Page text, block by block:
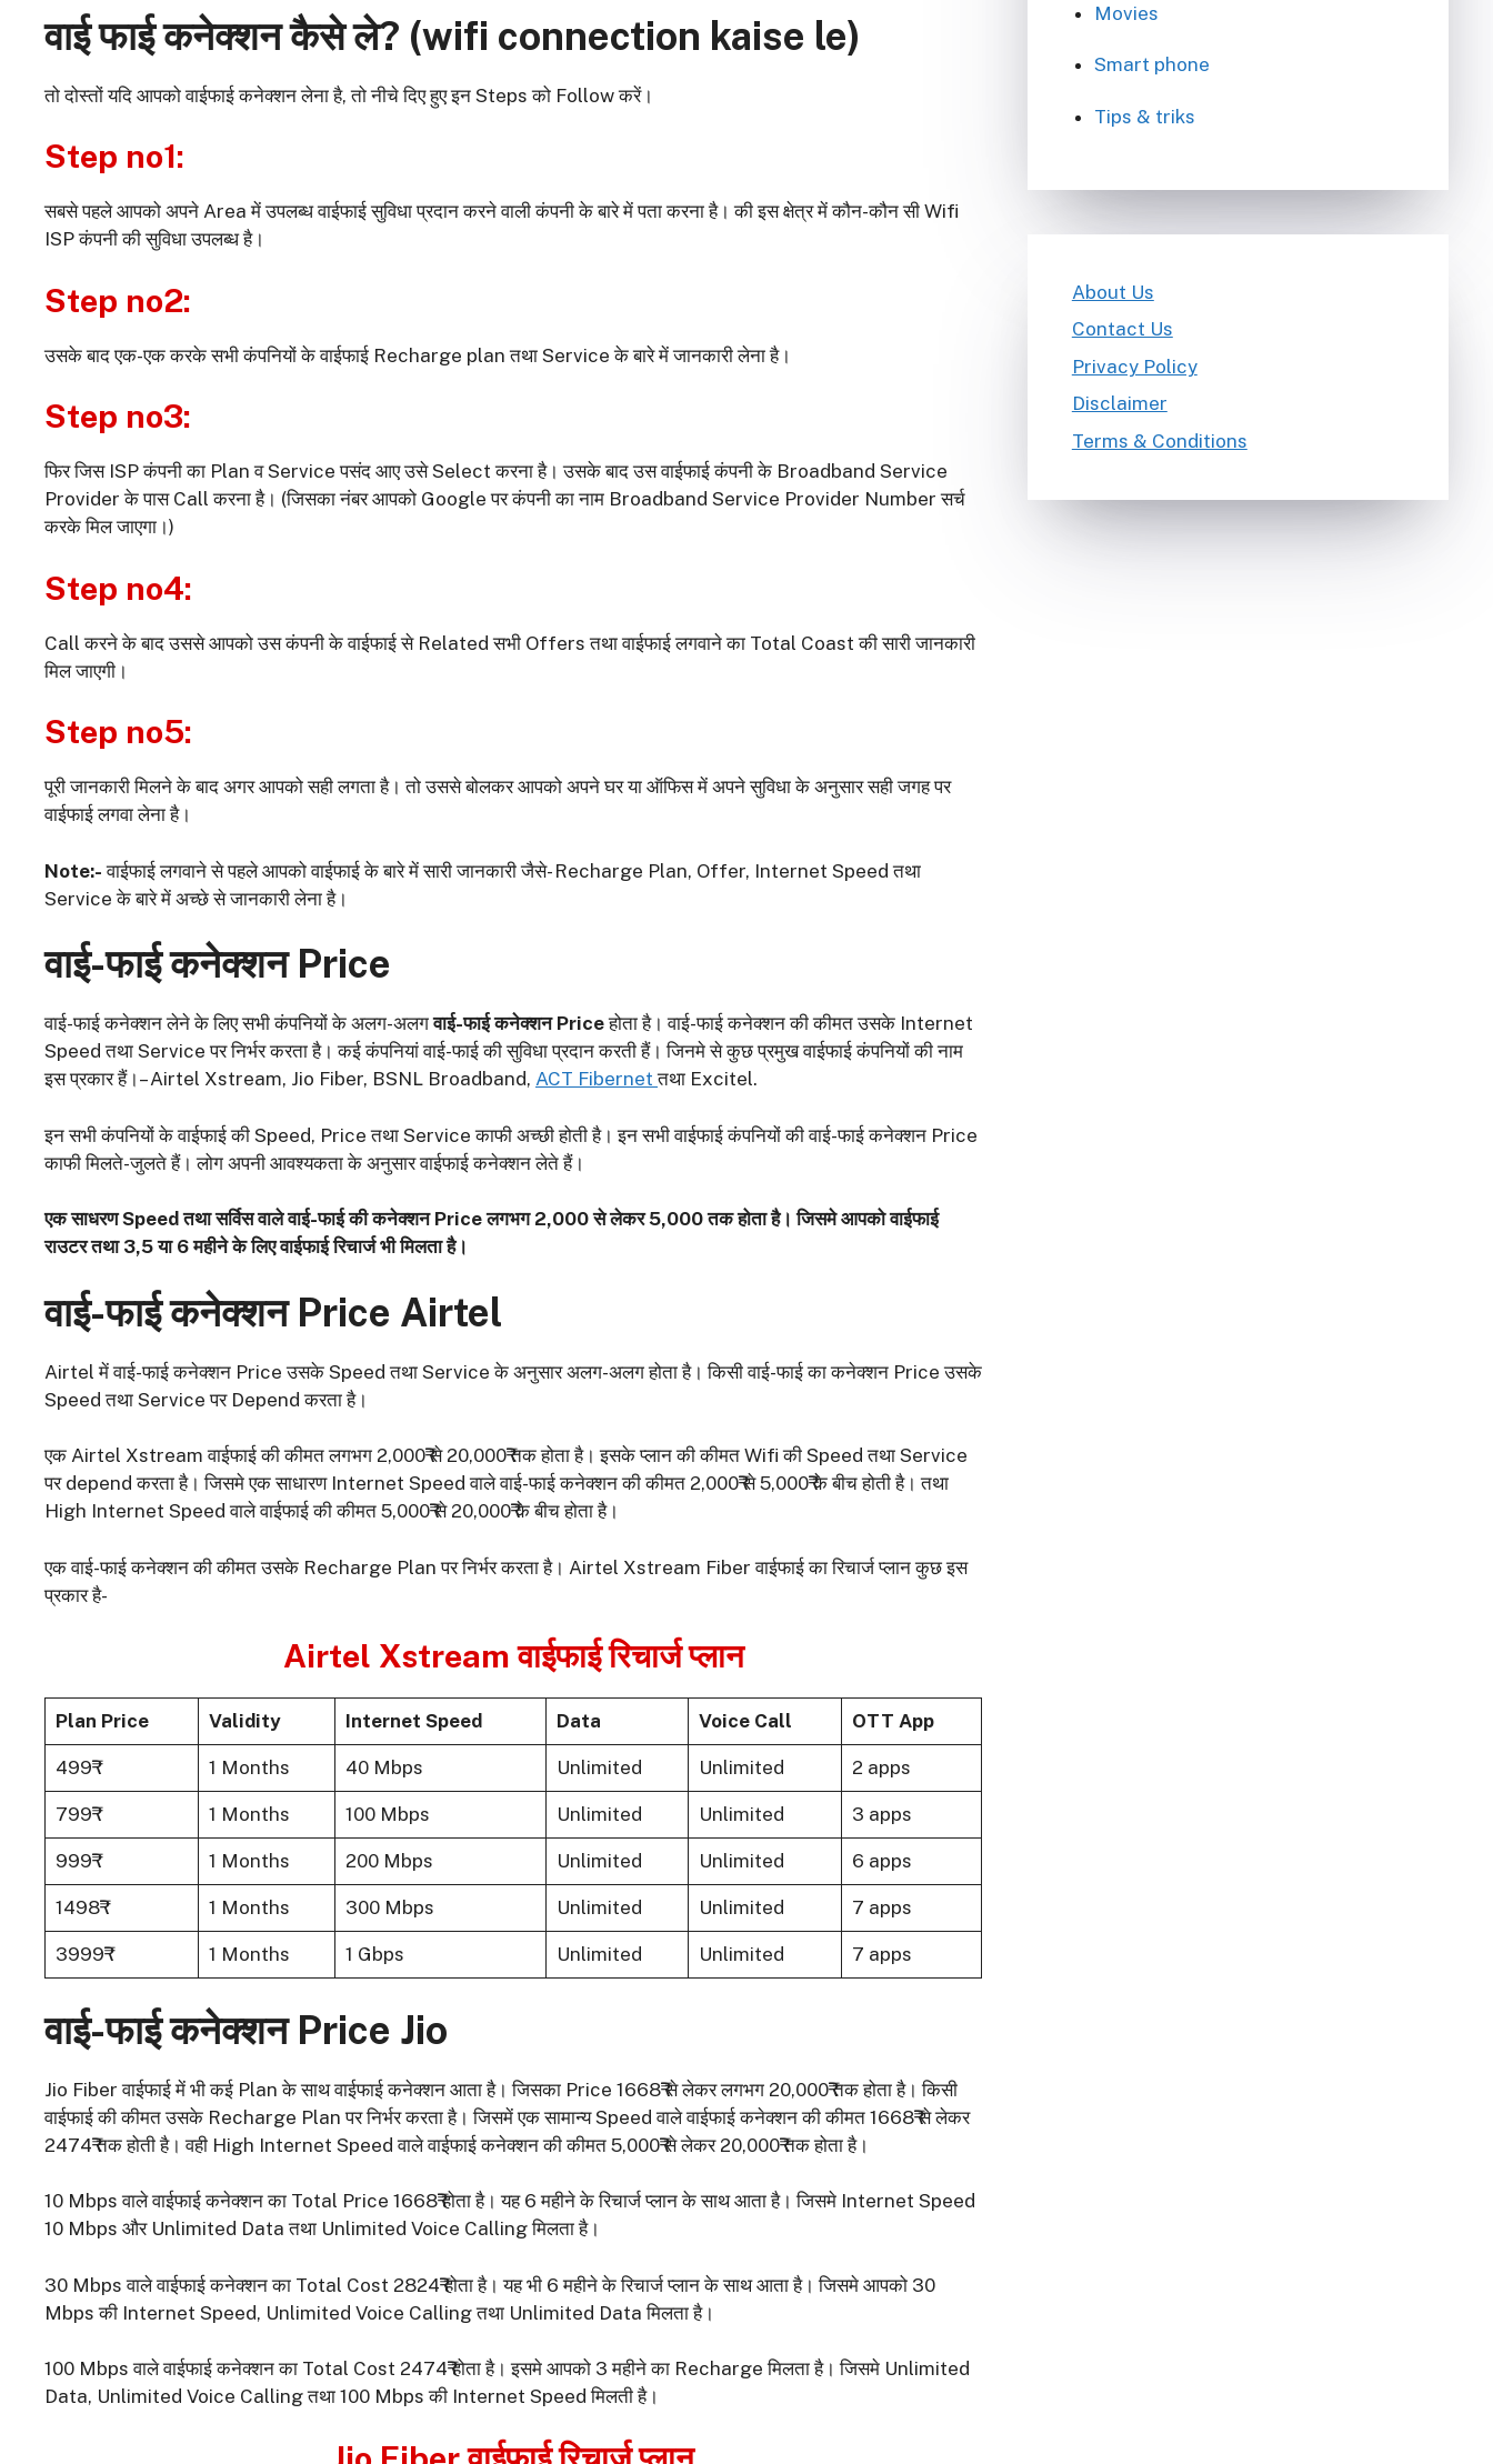
वाई फाई कनेक्शन कैसे ले? (wifi connection kaise le)
तो दोस्तों यदि आपको वाईफाई कनेक्शन लेना है, तो नीचे दिए हुए इन Steps को Follow करें।
Step no1:
सबसे पहले आपको अपने Area में उपलब्ध वाईफाई सुविधा प्रदान करने वाली कंपनी के बारे में पता करना है। की इस क्षेत्र में कौन-कौन सी Wifi
ISP कंपनी की सुविधा उपलब्ध है।
Step no2:
उसके बाद एक-एक करके सभी कंपनियों के वाईफाई Recharge plan तथा Service के बारे में जानकारी लेना है।
Step no3:
फिर जिस ISP कंपनी का Plan व Service पसंद आए उसे Select करना है। उसके बाद उस वाईफाई कंपनी के Broadband Service
Provider के पास Call करना है। (जिसका नंबर आपको Google पर कंपनी का नाम Broadband Service Provider Number सर्च
करके मिल जाएगा।)
Step no4:
Call करने के बाद उससे आपको उस कंपनी के वाईफाई से Related सभी Offers तथा वाईफाई लगवाने का Total Coast की सारी जानकारी
मिल जाएगी।
Step no5:
पूरी जानकारी मिलने के बाद अगर आपको सही लगता है। तो उससे बोलकर आपको अपने घर या ऑफिस में अपने सुविधा के अनुसार सही जगह पर
वाईफाई लगवा लेना है।
Note:- वाईफाई लगवाने से पहले आपको वाईफाई के बारे में सारी जानकारी जैसे- Recharge Plan, Offer, Internet Speed तथा
Service के बारे में अच्छे से जानकारी लेना है।
वाई-फाई कनेक्शन Price
वाई-फाई कनेक्शन लेने के लिए सभी कंपनियों के अलग-अलगवाई-फाई कनेक्शन Priceहोता है। वाई-फाई कनेक्शन की कीमत उसके Internet
Speed तथा Service पर निर्भर करता है। कई कंपनियां वाई-फाई की सुविधा प्रदान करती हैं। जिनमे से कुछ प्रमुख वाईफाई कंपनियों की नाम
इस प्रकार हैं।– Airtel Xstream, Jio Fiber, BSNL Broadband, ACT Fibernetतथा Excitel.
इन सभी कंपनियों के वाईफाई की Speed, Price तथा Service काफी अच्छी होती है। इन सभी वाईफाई कंपनियों की वाई-फाई कनेक्शन Price
काफी मिलते-जुलते हैं। लोग अपनी आवश्यकता के अनुसार वाईफाई कनेक्शन लेते हैं।
एक साधरणSpeed तथा सर्विस वाले वाई-फाई की कनेक्शन Price लगभग 2,000से लेकर 5,000तक होता है। जिसमे आपको वाईफाई
राउटर तथा 3,5 या 6 महीने के लिए वाईफाई रिचार्ज भी मिलता है।
वाई-फाई कनेक्शन Price Airtel
Airtel में वाई-फाई कनेक्शन Price उसके Speed तथा Service के अनुसार अलग-अलग होता है। किसी वाई-फाई का कनेक्शन Price उसके
Speed तथा Service पर Depend करता है।
एक Airtel Xstream वाईफाई की कीमत लगभग 2,000₹ से 20,000₹ तक होता है। इसके प्लान की कीमत Wifi की Speed तथा Service
पर depend करता है। जिसमे एक साधारण Internet Speed वाले वाई-फाई कनेक्शन की कीमत 2,000₹ से 5,000₹ के बीच होती है। तथा
High Internet Speed वाले वाईफाई की कीमत 5,000₹ से 20,000₹ के बीच होता है।
एक वाई-फाई कनेक्शन की कीमत उसके Recharge Plan पर निर्भर करता है। Airtel Xstream Fiber वाईफाई का रिचार्ज प्लान कुछ इस
प्रकार है-
Airtel Xstream वाईफाई रिचार्ज प्लान
Plan Price Validity Internet Speed Data Voice Call OTT App
499₹ 1 Months 40 Mbps Unlimited Unlimited 2 apps
799₹ 1 Months 100 Mbps Unlimited Unlimited 3 apps
999₹ 1 Months 200 Mbps Unlimited Unlimited 6 apps
1498₹ 1 Months 300 Mbps Unlimited Unlimited 7 apps
3999₹ 1 Months 1 Gbps Unlimited Unlimited 7 apps
वाई-फाई कनेक्शन Price Jio
Jio Fiber वाईफाई में भी कई Plan के साथ वाईफाई कनेक्शन आता है। जिसका Price 1668₹ से लेकर लगभग 20,000₹ तक होता है। किसी
वाईफाई की कीमत उसके Recharge Plan पर निर्भर करता है। जिसमें एक सामान्य Speed वाले वाईफाई कनेक्शन की कीमत 1668₹ से लेकर
2474₹ तक होती है। वही High Internet Speed वाले वाईफाई कनेक्शन की कीमत 5,000₹ से लेकर 20,000₹ तक होता है।
10 Mbps वाले वाईफाई कनेक्शन का Total Price 1668₹ होता है। यह 6 महीने के रिचार्ज प्लान के साथ आता है। जिसमे Internet Speed
10 Mbps और Unlimited Data तथा Unlimited Voice Calling मिलता है।
30 Mbps वाले वाईफाई कनेक्शन का Total Cost 2824₹ होता है। यह भी 6 महीने के रिचार्ज प्लान के साथ आता है। जिसमे आपको 30
Mbps की Internet Speed, Unlimited Voice Calling तथा Unlimited Data मिलता है।
100 Mbps वाले वाईफाई कनेक्शन का Total Cost 2474₹ होता है। इसमे आपको 3 महीने का Recharge मिलता है। जिसमे Unlimited
Data, Unlimited Voice Calling तथा 100 Mbps की Internet Speed मिलती है।
Movies
Smart phone
Tips & triks
About Us
Contact Us
Privacy Policy
Disclaimer
Terms & Conditions